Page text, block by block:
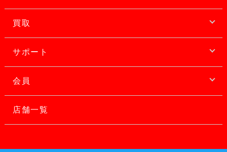
買取
サポート
会員
店舗一覧